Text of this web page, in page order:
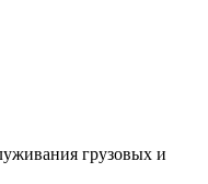
грузовых и